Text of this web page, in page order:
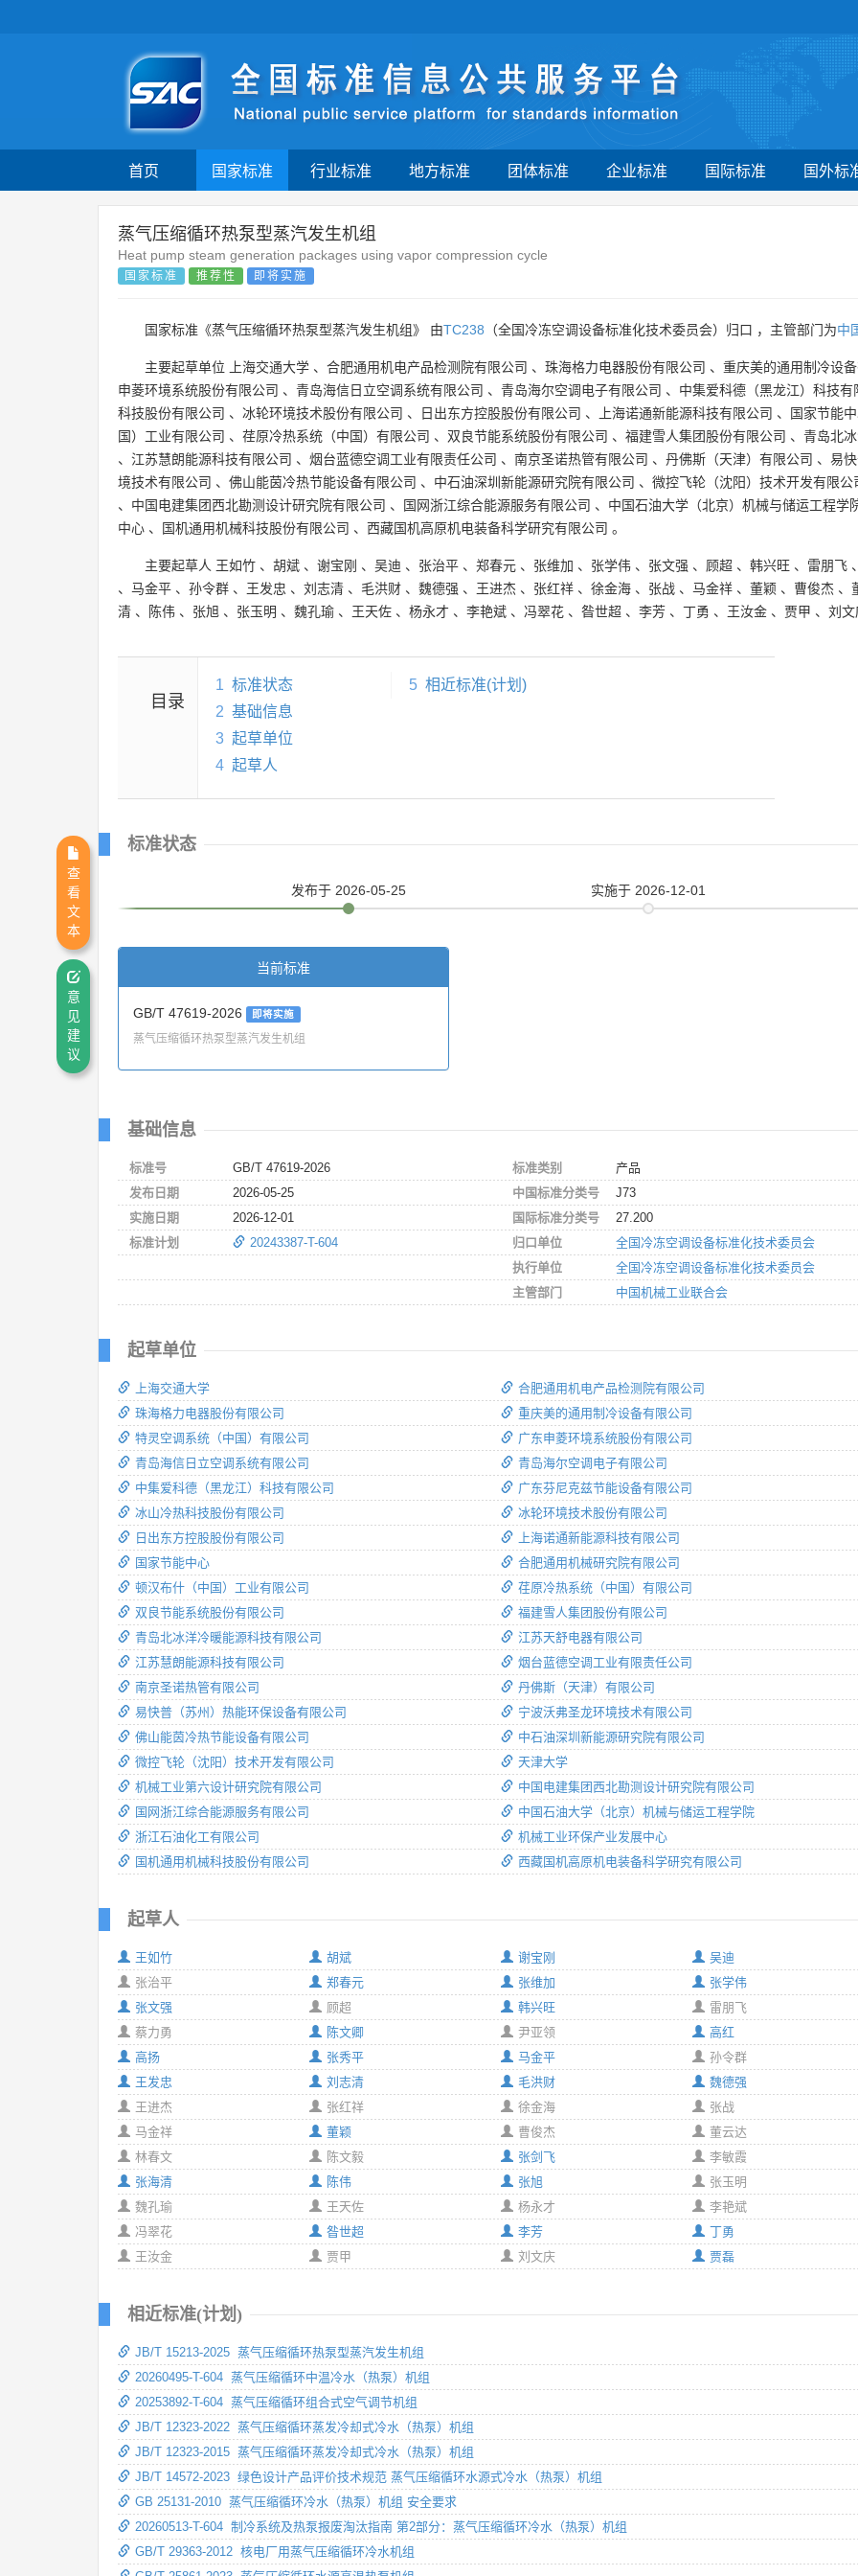
首页 国家标准 行业标准 地方标准 团体标准 企业标准 国际标准 国外标
蒸气压缩循环热泵型蒸汽发生机组
Heat pump steam generation packages using vapor compression cycle
国家标准 推荐性 即将实施
国家标准《蒸气压缩循环热泵型蒸汽发生机组》 由TC238 （全国冷冻空调设备标准化技术委员会）归口 ，主管部门为中
主要起草单位 上海交通大学 、 合肥通用机电产品检测院有限公司 、 珠海格力电器股份有限公司 、 重庆美的通用制冷设
申菱环境系统股份有限公司 、 青岛海信日立空调系统有限公司 、 青岛海尔空调电子有限公司 、 中集爱科德（黑龙江）科技有
科技股份有限公司 、 冰轮环境技术股份有限公司 、 日出东方控股股份有限公司 、 上海诺通新能源科技有限公司 、
国家节能
国）工业有限公司 、 荏原冷热系统（中国）有限公司 、 双良节能系统股份有限公司 、 福建雪人集团股份有限公司 、 青岛北
、 江苏慧朗能源科技有限公司 、 烟台蓝德空调工业有限责任公司 、 南京圣诺热管有限公司 、 丹佛斯（天津）有限公司 、 易
境技术有限公司 、 佛山能茵冷热节能设备有限公司 、 中石油深圳新能源研究院有限公司 、 微控飞轮（沈阳）技术开发有限公
、 中国电建集团西北勘测设计研究院有限公司 、 国网浙江综合能源服务有限公司 、 中国石油大学（北京）机械与储运工程学
中心 、 国机通用机械科技股份有限公司 、 西藏国机高原机电装备科学研究有限公司 。
主要起草人 王如竹 、 胡斌 、 谢宝刚 、 吴迪 、 张治平 、 郑春元 、 张维加 、 张学伟 、 张文强 、 顾超 、 韩兴旺 、 雷朋飞
、 马金平 、 孙令群 、 王发忠 、 刘志清 、 毛洪财 、 魏德强 、 王进杰 、 张红祥 、 徐金海 、 张战 、 马金祥 、 董颖 、 曹俊杰 、
清 、 陈伟 、 张旭 、 张玉明 、 魏孔瑜 、 王天佐 、 杨永才 、 李艳斌 、 冯翠花 、 昝世超 、 李芳 、 丁勇 、 王汝金 、 贾甲 、 刘文
目录
1 标准状态
2 基础信息
3 起草单位
4 起草人
5 相近标准(计划)
标准状态
发布于 2026-05-25 实施于 2026-12-01
当前标准
GB/T 47619-2026 即将实施
蒸气压缩循环热泵型蒸汽发生机组
基础信息
标准号
GB/T 47619-2026
发布日期
2026-05-25
实施日期
2026-12-01
标准计划
20243387-T-604
标准类别
产品
中国标准分类号
J73
国际标准分类号
27.200
归口单位
全国冷冻空调设备标准化技术委员会
执行单位
全国冷冻空调设备标准化技术委员会
主管部门
中国机械工业联合会
起草单位
上海交通大学
珠海格力电器股份有限公司
特灵空调系统（中国）有限公司
青岛海信日立空调系统有限公司
中集爱科德（黑龙江）科技有限公司
冰山冷热科技股份有限公司
日出东方控股股份有限公司
国家节能中心
顿汉布什（中国）工业有限公司
双良节能系统股份有限公司
青岛北冰洋冷暖能源科技有限公司
江苏慧朗能源科技有限公司
南京圣诺热管有限公司
易快普（苏州）热能环保设备有限公司
佛山能茵冷热节能设备有限公司
微控飞轮（沈阳）技术开发有限公司
机械工业第六设计研究院有限公司
国网浙江综合能源服务有限公司
浙江石油化工有限公司
国机通用机械科技股份有限公司
合肥通用机电产品检测院有限公司
重庆美的通用制冷设备有限公司
广东申菱环境系统股份有限公司
青岛海尔空调电子有限公司
广东芬尼克兹节能设备有限公司
冰轮环境技术股份有限公司
上海诺通新能源科技有限公司
合肥通用机械研究院有限公司
荏原冷热系统（中国）有限公司
福建雪人集团股份有限公司
江苏天舒电器有限公司
烟台蓝德空调工业有限责任公司
丹佛斯（天津）有限公司
宁波沃弗圣龙环境技术有限公司
中石油深圳新能源研究院有限公司
天津大学
中国电建集团西北勘测设计研究院有限公司
中国石油大学（北京）机械与储运工程学院
机械工业环保产业发展中心
西藏国机高原机电装备科学研究有限公司
起草人
王如竹
胡斌
张治平
郑春元
张文强
顾超
蔡力勇
陈文卿
高扬
张秀平
王发忠
刘志清
王进杰
张红祥
马金祥
董颖
林春文
陈文毅
张海清
陈伟
魏孔瑜
王天佐
冯翠花
昝世超
王汝金
贾甲
谢宝刚
吴迪
张维加
张学伟
韩兴旺
雷朋飞
尹亚领
高红
马金平
孙令群
毛洪财
魏德强
徐金海
张战
曹俊杰
董云达
张剑飞
李敏霞
张旭
张玉明
杨永才
李艳斌
李芳
丁勇
刘文庆
贾磊
相近标准(计划)
JB/T 15213-2025 蒸气压缩循环热泵型蒸汽发生机组
20260495-T-604 蒸气压缩循环中温冷水（热泵）机组
20253892-T-604 蒸气压缩循环组合式空气调节机组
JB/T 12323-2022 蒸气压缩循环蒸发冷却式冷水（热泵）机组
JB/T 12323-2015 蒸气压缩循环蒸发冷却式冷水（热泵）机组
JB/T 14572-2023 绿色设计产品评价技术规范 蒸气压缩循环水源式冷水（热泵）机组
GB 25131-2010 蒸气压缩循环冷水（热泵）机组 安全要求
20260513-T-604 制冷系统及热泵报废淘汰指南 第2部分：蒸气压缩循环冷水（热泵）机组
GB/T 29363-2012 核电厂用蒸气压缩循环冷水机组
查
看
文
本
意
见
建
议